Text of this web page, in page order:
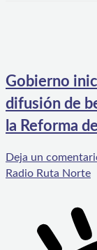
Gobierno
difusión de
la Reforma
Deja un
Radio Ruta Norte